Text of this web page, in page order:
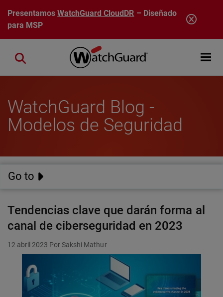
Pasar al contenido principal
PresentamosWatchGuard CloudDR – Diseñado
para MSP
Open
Close search
WatchGuard Blog -
Modelos de Seguridad
Go to
Tendencias clave que darán forma al
canal de ciberseguridad en 2023
12 abril 2023 Por Sakshi Mathur